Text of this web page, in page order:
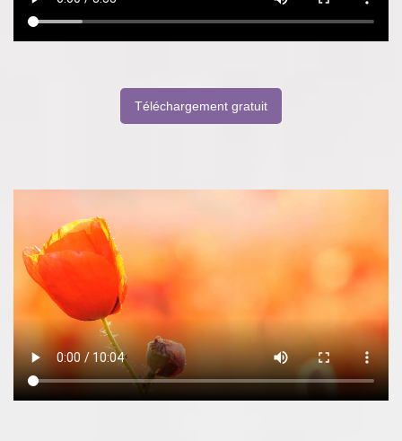
Téléchargement gratuit